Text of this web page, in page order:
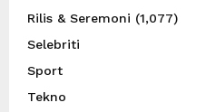
Rilis & Seremoni (1,077)
Selebriti
Sport
Tekno